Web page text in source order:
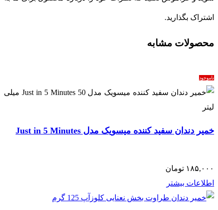
اشتراک بگذارید.
محصولات مشابه
ناموجود
خمیر دندان سفید کننده میسویک مدل Just in 5 Minutes
۱۸۵,۰۰۰ تومان
اطلاعات بیشتر